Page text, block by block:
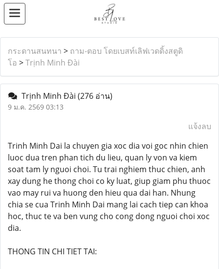
กระดานสนทนา > ถาม-ตอบ โดยเบสท์เลิฟเวดดิ้งสตูดิ
โอ >Trịnh Minh Đài
Trịnh Minh Đài (276 อ่าน)
9 ม.ค. 2569 03:13
แจ้งลบ
Trinh Minh Dai la chuyen gia xoc dia voi goc nhin chien
luoc dua tren phan tich du lieu, quan ly von va kiem
soat tam ly nguoi choi. Tu trai nghiem thuc chien, anh
xay dung he thong choi co ky luat, giup giam phu thuoc
vao may rui va huong den hieu qua dai han. Nhung
chia se cua Trinh Minh Dai mang lai cach tiep can khoa
hoc, thuc te va ben vung cho cong dong nguoi choi xoc
dia.
THONG TIN CHI TIET TAI: